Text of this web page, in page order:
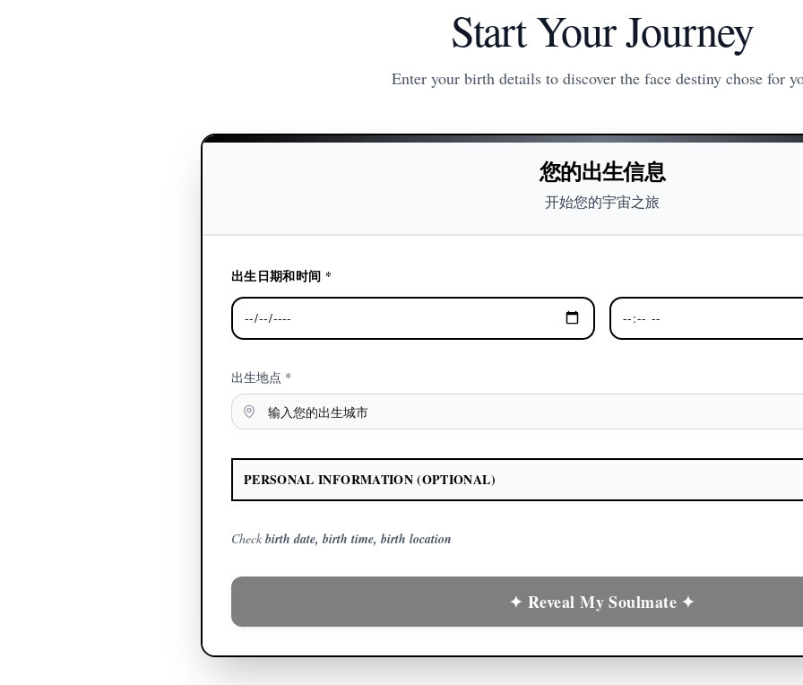
Start Your Journey
Enter your birth details to discover the face destiny chose for
您的出生信息
开始您的宇宙之旅
出生日期和时间 *
出生地点 *
PERSONAL INFORMATION (OPTIONAL)
Check birth date, birth time, birth location
✦ Reveal My Soulmate ✦